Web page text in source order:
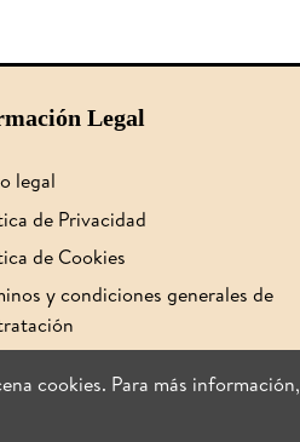
Legal
legal
de Privacidad
de Cookies
y condiciones generales de
cookies. Para más información,